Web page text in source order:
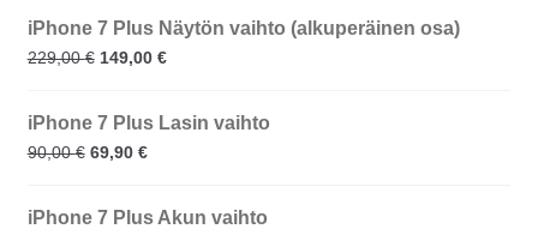
iPhone 7 Plus Näytön vaihto (alkuperäinen osa)
229,00€ 149,00 €
iPhone 7 Plus Lasin vaihto
90,00€ 69,90 €
iPhone 7 Plus Akun vaihto